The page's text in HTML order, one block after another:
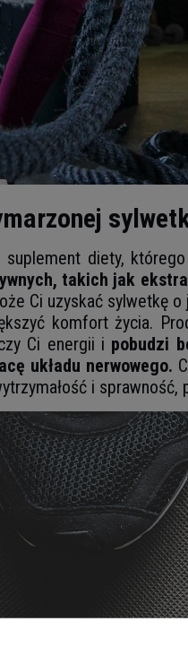
diety,
takich jak
Ci uzyskać sylwetkę
komfort życia.
Ci energii i pobudzi
układu nerwowego.
i